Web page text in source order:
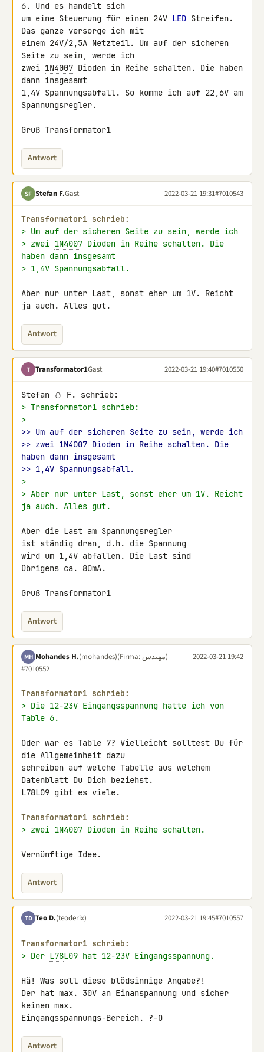
6. Und es handelt sich
um eine Steuerung für einen 24V LED Streifen.
Das ganze versorge ich mit
einem 24V/2,5A Netzteil. Um auf der sicheren
Seite zu sein, werde ich
zwei 1N4007 Dioden in Reihe schalten. Die haben
dann insgesamt
1,4V Spannungsabfall. So komme ich auf 22,6V am
Spannungsregler.
Gruß Transformator1
Antwort
SF Stefan F.Gast 2022-03-21 19:31#7010543
Transformator1 schrieb:
> Um auf der sicheren Seite zu sein, werde ich
> zwei 1N4007 Dioden in Reihe schalten. Die
haben dann insgesamt
> 1,4V Spannungsabfall.
Aber nur unter Last, sonst eher um 1V. Reicht
ja auch. Alles gut.
Antwort
T Transformator1Gast 2022-03-21 19:40#7010550
> Transformator1 schrieb:
>
>> Um auf der sicheren Seite zu sein, werde ich
>> zwei 1N4007 Dioden in Reihe schalten. Die
haben dann insgesamt
>> 1,4V Spannungsabfall.
>
> Aber nur unter Last, sonst eher um 1V. Reicht
ja auch. Alles gut.
Aber die Last am Spannungsregler
ist ständig dran, d.h. die Spannung
wird um 1,4V abfallen. Die Last sind
übrigens ca. 80mA.
Gruß Transformator1
Antwort
MH Mohandes H.(mohandes) (Firma: مهندس)
2022-03-21 19:42
#7010552
Transformator1 schrieb:
> Die 12-23V Eingangsspannung hatte ich von
Table 6.
Oder war es Table 7? Vielleicht solltest Du für
die Allgemeinheit dazu
schreiben auf welche Tabelle aus welchem
L78L09 gibt es viele.
Transformator1 schrieb:
> zwei 1N4007 Dioden in Reihe schalten.
Vernünftige Idee.
Antwort
TD Teo D.(teoderix) 2022-03-21 19:45#7010557
Transformator1 schrieb:
> Der L78L09 hat 12-23V Eingangsspannung.
Hä! Was soll diese blödsinnige Angabe?!
Der hat max. 30V an Einanspannung und sicher
keinen max.
Eingangsspannungs-Bereich. ?-O
Antwort